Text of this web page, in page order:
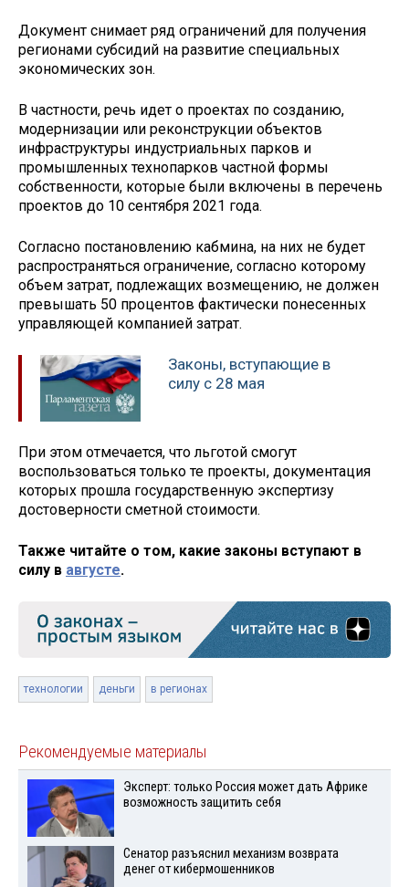
Документ снимает ряд ограничений для получения
регионами субсидий на развитие специальных
экономических зон.
В частности, речь идет о проектах по созданию,
модернизации или реконструкции объектов
инфраструктуры индустриальных парков и
промышленных технопарков частной формы
собственности, которые были включены в перечень
проектов до 10 сентября 2021 года.
Согласно постановлению кабмина, на них не будет
распространяться ограничение, согласно которому
объем затрат, подлежащих возмещению, не должен
превышать 50 процентов фактически понесенных
управляющей компанией затрат.
Законы, вступающие в
силу с 28 мая
При этом отмечается, что льготой смогут
воспользоваться только те проекты, документация
которых прошла государственную экспертизу
достоверности сметной стоимости.
Также читайте о том, какие законы вступают в
силу в августе.
технологии деньги в регионах
Рекомендуемые материалы
Эксперт: только Россия может дать Африке
возможность защитить себя
Сенатор разъяснил механизм возврата
денег от кибермошенников